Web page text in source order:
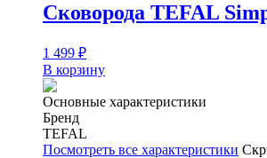
Сковорода TEFAL
1 499 ₽
В корзину
Основные характеристики
Бренд
TEFAL
Посмотреть все характеристики